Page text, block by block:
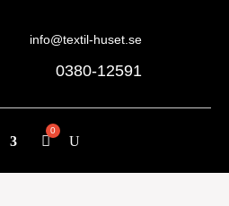
info@textil-huset.se
0380-12591